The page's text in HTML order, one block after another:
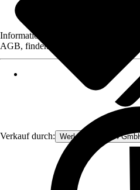
Verkauf durch: Werkzeugstore24
Informationen des Verkäufers, wie
AGB, finden Sie bei Klick auf den